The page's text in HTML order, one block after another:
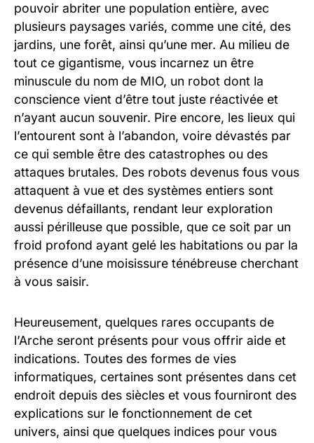
pouvoir abriter une population entière, avec
plusieurs paysages variés, comme une cité, des
jardins, une forêt, ainsi qu’une mer. Au milieu de
tout ce gigantisme, vous incarnez un être
minuscule du nom de MIO, un robot dont la
conscience vient d’être tout juste réactivée et
n’ayant aucun souvenir. Pire encore, les lieux qui
l’entourent sont à l’abandon, voire dévastés par
ce qui semble être des catastrophes ou des
attaques brutales. Des robots devenus fous vous
attaquent à vue et des systèmes entiers sont
devenus défaillants, rendant leur exploration
aussi périlleuse que possible, que ce soit par un
froid profond ayant gelé les habitations ou par la
présence d’une moisissure ténébreuse cherchant
à vous saisir.
Heureusement, quelques rares occupants de
l’Arche seront présents pour vous offrir aide et
indications. Toutes des formes de vies
informatiques, certaines sont présentes dans cet
endroit depuis des siècles et vous fourniront des
explications sur le fonctionnement de cet
univers, ainsi que quelques indices pour vous